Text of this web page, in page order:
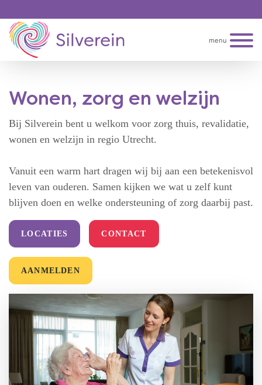
menu
Wonen, zorg en welzijn
Bij Silverein bent u welkom voor zorg thuis, revalidatie,
wonen en welzijn in regio Utrecht.
Vanuit een warm hart dragen wij bij aan een betekenisvol
leven van ouderen. Samen kijken we wat u zelf kunt
blijven doen en welke ondersteuning of zorg daarbij past.
LOCATIES CONTACT
AANMELDEN